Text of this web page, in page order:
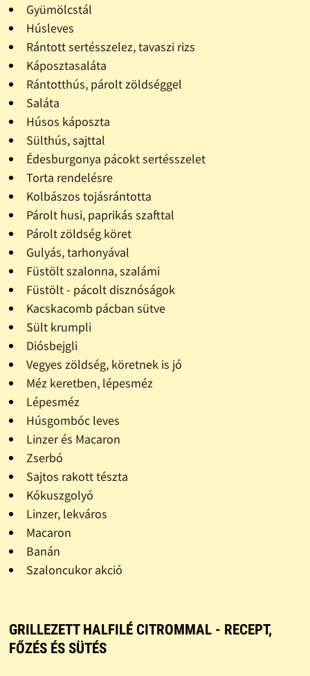
Gyümölcstál
Húsleves
Rántott sertésszelez, tavaszi rizs
Káposztasaláta
Rántotthús, párolt zöldséggel
Saláta
Húsos káposzta
Sülthús, sajttal
Édesburgonya pácokt sertésszelet
Torta rendelésre
Kolbászos tojásrántotta
Párolt husi, paprikás szafttal
Párolt zöldség köret
Gulyás, tarhonyával
Füstölt szalonna, szalámi
Füstölt - pácolt disznóságok
Kacskacomb pácban sütve
Sült krumpli
Diósbejgli
Vegyes zöldség, köretnek is jó
Méz keretben, lépesméz
Lépesméz
Húsgombóc leves
Linzer és Macaron
Zserbó
Sajtos rakott tészta
Kókuszgolyó
Linzer, lekváros
Macaron
Banán
Szaloncukor akció
GRILLEZETT HALFILÉ CITROMMAL - RECEPT,
FŐZÉS ÉS SÜTÉS